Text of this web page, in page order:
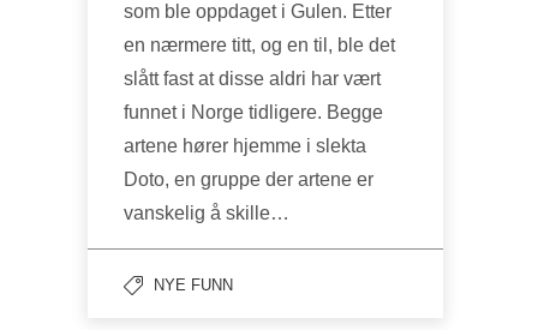
som ble oppdaget i Gulen. Etter
en nærmere titt, og en til, ble det
slått fast at disse aldri har vært
funnet i Norge tidligere. Begge
artene hører hjemme i slekta
Doto, en gruppe der artene er
vanskelig å skille…
NYE FUNN